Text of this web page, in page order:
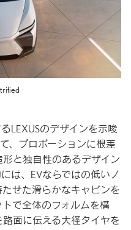
LEXUSのデザインを示唆
、プロポーションに根差
と独自性のあるデザイン
は、EVならではの低いノ
せた滑らかなキャビンを
で全体のフォルムを構
面に伝える大径タイヤを